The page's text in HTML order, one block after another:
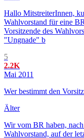
Hallo MitstreiterInnen,
Wahlvorstand für eine
Vorsitzende des
"Ungnade" b
5
2.2K
Mai 2011
Wer bestimmt den
Älter
Wir vom BR haben,
Wahlvorstand, auf der